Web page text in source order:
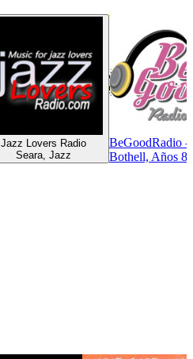
Jazz Lovers Radio
Seara, Jazz
BeGoodRadio -
Bothell, Años